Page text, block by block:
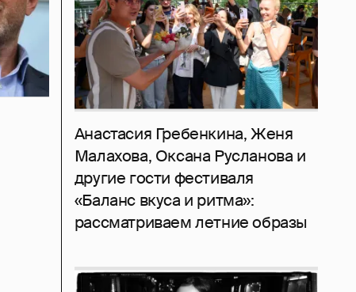
Анастасия Гребенкина, Женя
Малахова, Оксана Русланова и
другие гости фестиваля
«Баланс вкуса и ритма»:
рассматриваем летние образы